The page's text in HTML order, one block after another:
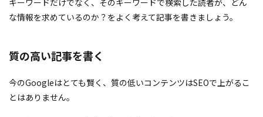
キーワードだけでなく、そのキーワードで検索した読者が、どん
な情報を求めているのか？をよく考えて記事を書きましょう。
質の高い記事を書く
今のGoogleはとても賢く、質の低いコンテンツはSEOで上がるこ
とはありません。